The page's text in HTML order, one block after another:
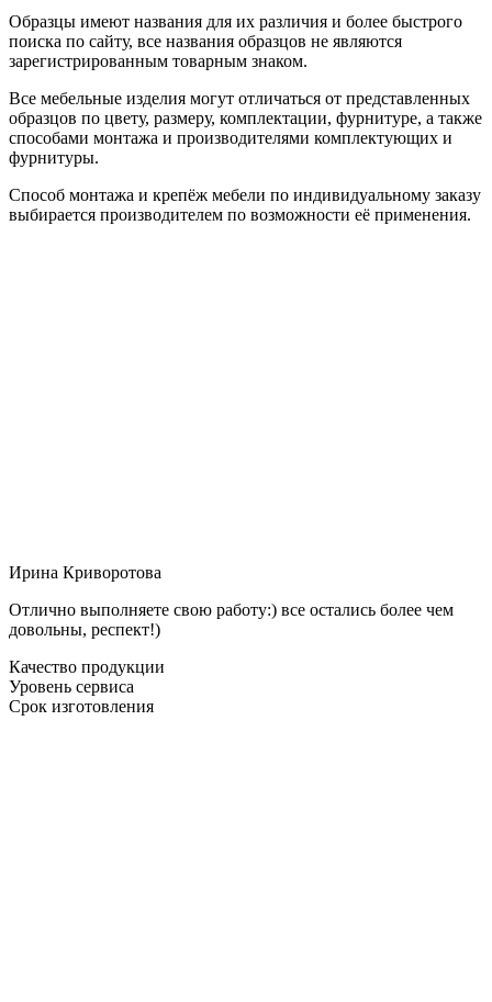
Образцы имеют названия для их различия и более быстрого
поиска по сайту, все названия образцов не являются
зарегистрированным товарным знаком.
Все мебельные изделия могут отличаться от представленных
образцов по цвету, размеру, комплектации, фурнитуре, а также
способами монтажа и производителями комплектующих и
фурнитуры.
Способ монтажа и крепёж мебели по индивидуальному заказу
выбирается производителем по возможности её применения.
Ирина Криворотова
Отлично выполняете свою работу:) все остались более чем
довольны, респект!)
Качество продукции
Уровень сервиса
Срок изготовления